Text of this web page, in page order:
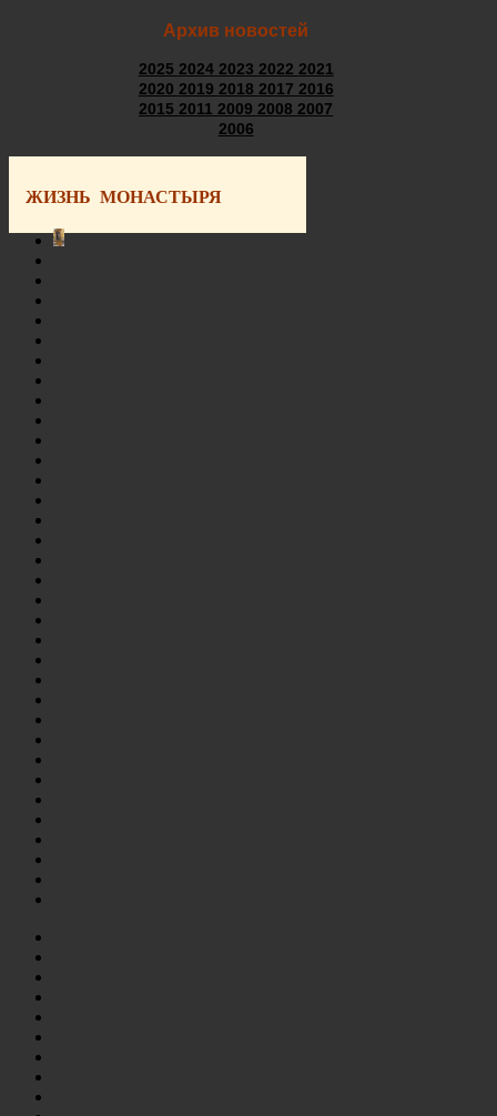
Архив новостей
2025 2024 2023 2022 2021
2020 2019 2018 2017 2016
20152011200920082007
2006
ЖИЗНЬ МОНАСТЫРЯ